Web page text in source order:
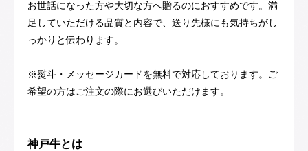
お世話になった方や大切な方へ贈るのにおすすめです。満
足していただける品質と内容で、送り先様にも気持ちがし
っかりと伝わります。
※熨斗・メッセージカードを無料で対応しております。ご
希望の方はご注文の際にお選びいただけます。
神戸牛とは